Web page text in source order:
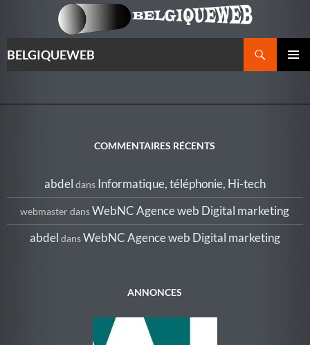
BELGIQUEWEB
CONTENU
COMMENTAIRES RÉCENTS
abdel dans Informatique, téléphonie, Hi-tech
webmasterdansWebNC Agence web Digital marketing
abdel dansWebNC Agence web Digital marketing
ANNONCES